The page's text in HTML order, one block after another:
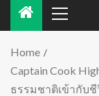
Home
Captain Cook
ธรรมชาติเข้ากับ